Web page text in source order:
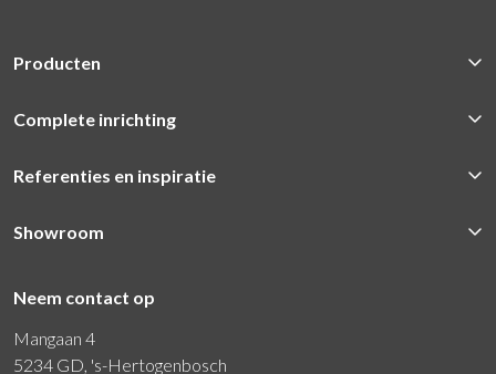
Producten
Complete inrichting
Referenties en inspiratie
Showroom
Neem contact op
Mangaan 4
5234 GD, 's-Hertogenbosch